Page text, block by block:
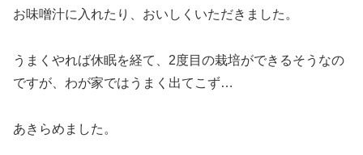
お味噌汁に入れたり、おいしくいただきました。
うまくやれば休眠を経て、2度目の栽培ができるそうなの
ですが、わが家ではうまく出てこず…
あきらめました。